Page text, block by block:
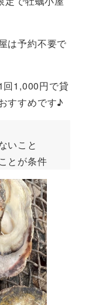
は予約不要で
回1,000円で貸
すすめです♪
いこと
とが条件